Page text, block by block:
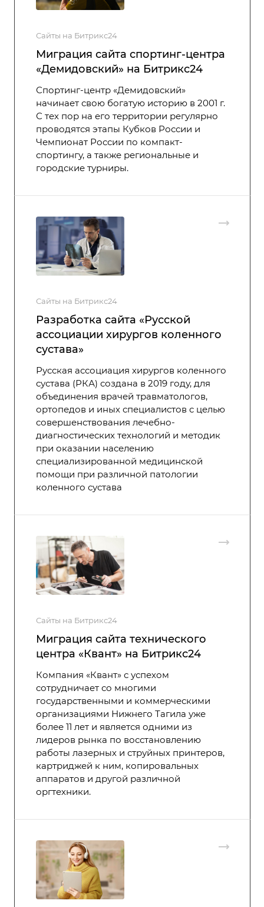
Сайты на Битрикс24
Миграция сайта спортинг-центра
«Демидовский» на Битрикс24
Спортинг-центр «Демидовский»
начинает свою богатую историю в 2001 г.
С тех пор на его территории регулярно
проводятся этапы Кубков России и
Чемпионат России по компакт-
спортингу, а также региональные и
городские турниры.
Сайты на Битрикс24
Разработка сайта «Русской
ассоциации хирургов коленного
сустава»
Русская ассоциация хирургов коленного
сустава (РКА) создана в 2019 году, для
объединения врачей травматологов,
ортопедов и иных специалистов с целью
совершенствования лечебно-
диагностических технологий и методик
при оказании населению
специализированной медицинской
помощи при различной патологии
коленного сустава
Сайты на Битрикс24
Миграция сайта технического
центра «Квант» на Битрикс24
Компания «Квант» с успехом
сотрудничает со многими
государственными и коммерческими
организациями Нижнего Тагила уже
более 11 лет и является одними из
лидеров рынка по восстановлению
работы лазерных и струйных принтеров,
картриджей к ним, копировальных
аппаратов и другой различной
оргтехники.